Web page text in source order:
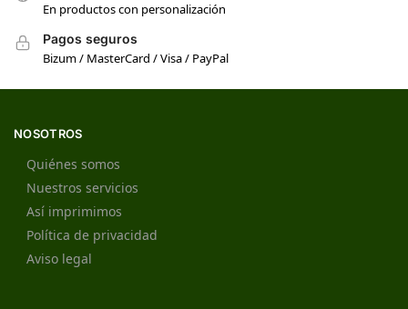
En productos con personalización
Pagos seguros
Bizum / MasterCard / Visa / PayPal
NOSOTROS
Quiénes somos
Nuestros servicios
Así imprimimos
Política de privacidad
Aviso legal